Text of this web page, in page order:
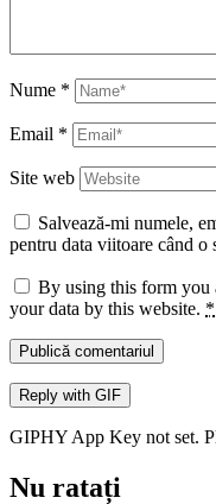
Nume *
Email *
Site web
Salvează-mi numele,
pentru data viitoare când o
By using this form you
your data by this website. *
Publică comentariul
Reply with GIF
GIPHY App Key not set.
Nu ratați